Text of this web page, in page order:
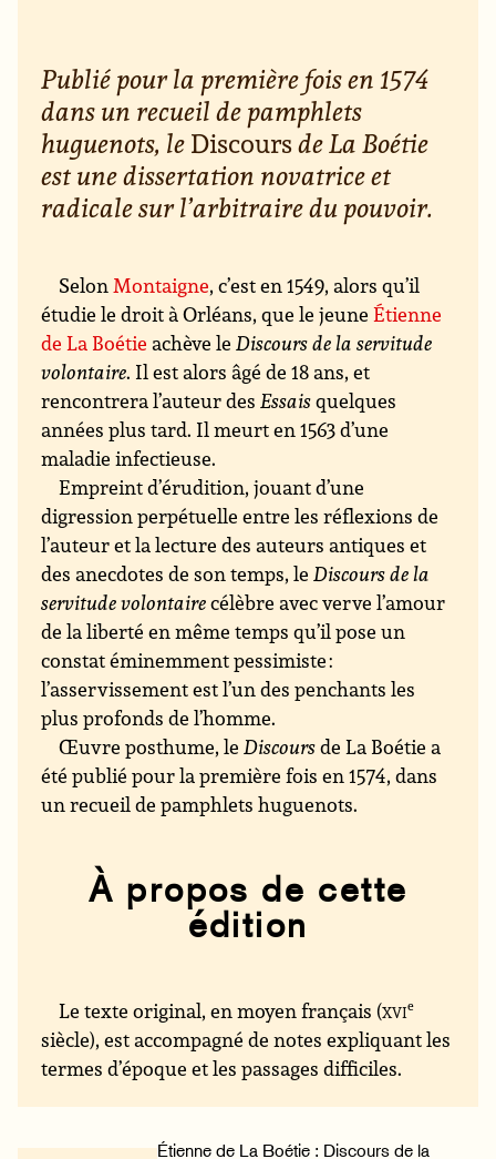
Publié pour la première fois en 1574
dans un recueil de pamphlets
huguenots, leDiscoursde La Boétie
est une dissertation novatrice et
radicale sur l’arbitraire du pouvoir.
SelonMontaigne, c’est en 1549, alors qu’il
étudie le droit à Orléans, que le jeuneÉtienne
de La Boétie achève leDiscours de la servitude
volontaire. Il est alors âgé de 18 ans, et
rencontrera l’auteur desEssaisquelques
années plus tard. Il meurt en 1563 d’une
maladie infectieuse.
Empreint d’érudition, jouant d’une
digression perpétuelle entre les réflexions de
l’auteur et la lecture des auteurs antiques et
des anecdotes de son temps, leDiscours de la
servitude volontairecélèbre avec verve l’amour
de la liberté en même temps qu’il pose un
constat éminemment pessimiste :
l’asservissement est l’un des penchants les
plus profonds de l’homme.
Œuvre posthume, leDiscoursde La Boétie a
été publié pour la première fois en 1574, dans
un recueil de pamphlets huguenots.
À propos de cette
édition
Le texte original, en moyen français (xvie
siècle), est accompagné de notes expliquant les
termes d’époque et les passages difficiles.
Étienne de La Boétie : Discours de la